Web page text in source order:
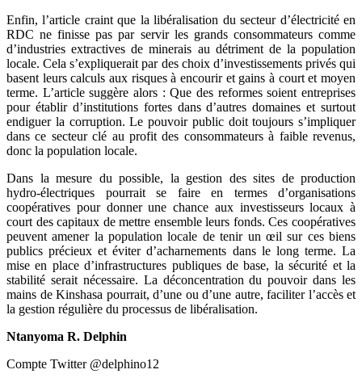
Enfin, l’article craint que la libéralisation du secteur d’électricité en
RDC ne finisse pas par servir les grands consommateurs comme
d’industries extractives de minerais au détriment de la population
locale. Cela s’expliquerait par des choix d’investissements privés qui
basent leurs calculs aux risques à encourir et gains à court et moyen
terme. L’article suggère alors : Que des reformes soient entreprises
pour établir d’institutions fortes dans d’autres domaines et surtout
endiguer la corruption. Le pouvoir public doit toujours s’impliquer
dans ce secteur clé au profit des consommateurs à faible revenus,
donc la population locale.
Dans la mesure du possible, la gestion des sites de production
hydro-électriques pourrait se faire en termes d’organisations
coopératives pour donner une chance aux investisseurs locaux à
court des capitaux de mettre ensemble leurs fonds. Ces coopératives
peuvent amener la population locale de tenir un œil sur ces biens
publics précieux et éviter d’acharnements dans le long terme. La
mise en place d’infrastructures publiques de base, la sécurité et la
stabilité serait nécessaire. La déconcentration du pouvoir dans les
mains de Kinshasa pourrait, d’une ou d’une autre, faciliter l’accès et
la gestion régulière du processus de libéralisation.
Ntanyoma R. Delphin
Compte Twitter @delphino12